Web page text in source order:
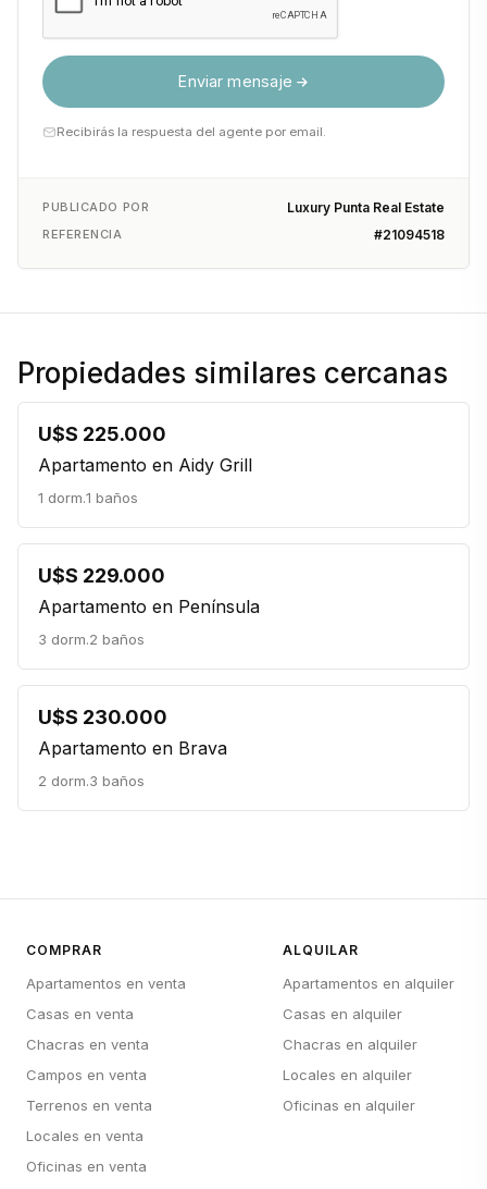
Enviar mensaje
Recibirás la respuesta del agente por email.
PUBLICADO POR Luxury Punta Real Estate
REFERENCIA #21094518
Propiedades similares cercanas
U$S 225.000
Apartamento en Aidy Grill
1 dorm.1 baños
U$S 229.000
Apartamento en Península
3 dorm.2 baños
U$S 230.000
Apartamento en Brava
2 dorm.3 baños
COMPRAR
Apartamentos en venta
Casas en venta
Chacras en venta
Campos en venta
Terrenos en venta
Locales en venta
Oficinas en venta
ALQUILAR
Apartamentos en alquiler
Casas en alquiler
Chacras en alquiler
Locales en alquiler
Oficinas en alquiler